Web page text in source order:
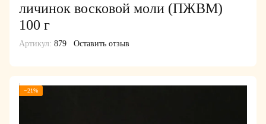
личинок восковой моли (ПЖВМ)
100 г
Артикул: 879 Оставить отзыв
−21%